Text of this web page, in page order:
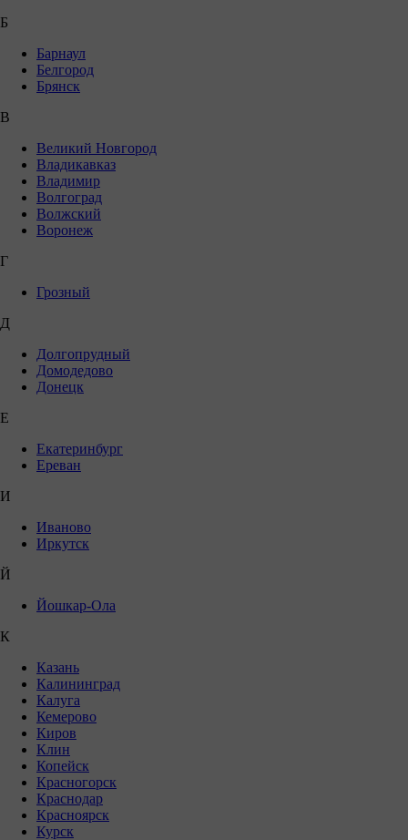
Б
Барнаул
Белгород
Брянск
В
Великий Новгород
Владикавказ
Владимир
Волгоград
Волжский
Воронеж
Г
Грозный
Д
Долгопрудный
Домодедово
Донецк
Е
Екатеринбург
Ереван
И
Иваново
Иркутск
Й
Йошкар-Ола
К
Казань
Калининград
Калуга
Кемерово
Киров
Клин
Копейск
Красногорск
Краснодар
Красноярск
Курск